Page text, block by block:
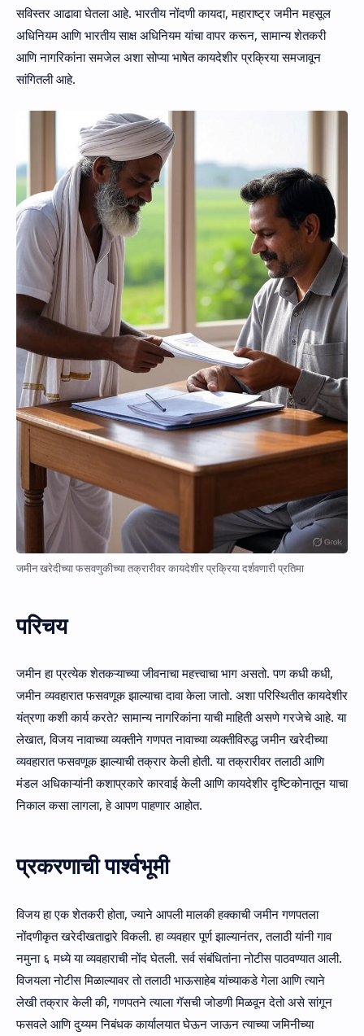
सविस्तर आढावा घेतला आहे. भारतीय नोंदणी कायदा, महाराष्ट्र जमीन महसूल
अधिनियम आणि भारतीय साक्ष अधिनियम यांचा वापर करून, सामान्य शेतकरी
आणि नागरिकांना समजेल अशा सोप्या भाषेत कायदेशीर प्रक्रिया समजावून
सांगितली आहे.
जमीन खरेदीच्या फसवणुकीच्या तक्रारीवर कायदेशीर प्रक्रिया दर्शवणारी प्रतिमा
परिचय
जमीन हा प्रत्येक शेतकऱ्याच्या जीवनाचा महत्त्वाचा भाग असतो. पण कधी कधी,
जमीन व्यवहारात फसवणूक झाल्याचा दावा केला जातो. अशा परिस्थितीत कायदेशीर
यंत्रणा कशी कार्य करते? सामान्य नागरिकांना याची माहिती असणे गरजेचे आहे. या
लेखात, विजय नावाच्या व्यक्तीने गणपत नावाच्या व्यक्तीविरुद्ध जमीन खरेदीच्या
व्यवहारात फसवणूक झाल्याची तक्रार केली होती. या तक्रारीवर तलाठी आणि
मंडल अधिकाऱ्यांनी कशाप्रकारे कारवाई केली आणि कायदेशीर दृष्टिकोनातून याचा
निकाल कसा लागला, हे आपण पाहणार आहोत.
प्रकरणाची पार्श्वभूमी
विजय हा एक शेतकरी होता, ज्याने आपली मालकी हक्काची जमीन गणपतला
नोंदणीकृत खरेदीखताद्वारे विकली. हा व्यवहार पूर्ण झाल्यानंतर, तलाठी यांनी गाव
नमुना ६ मध्ये या व्यवहाराची नोंद घेतली. सर्व संबंधितांना नोटीस पाठवण्यात आली.
विजयला नोटीस मिळाल्यावर तो तलाठी भाऊसाहेब यांच्याकडे गेला आणि त्याने
लेखी तक्रार केली की, गणपतने त्याला गॅसची जोडणी मिळवून देतो असे सांगून
फसवले आणि दुय्यम निबंधक कार्यालयात घेऊन जाऊन त्याच्या जमिनीच्या